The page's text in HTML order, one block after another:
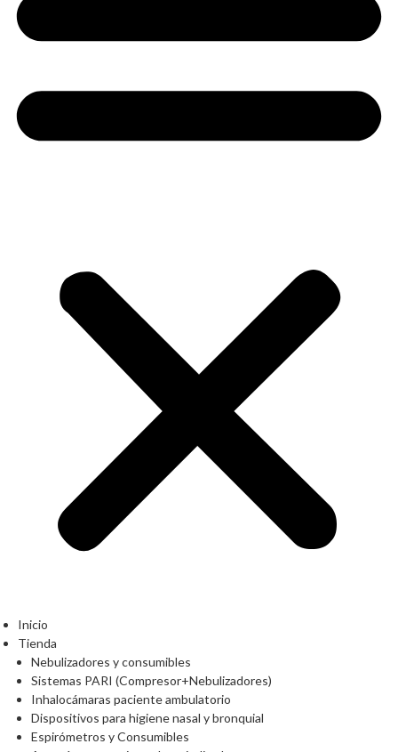
Inicio
Tienda
Nebulizadores y consumibles
Sistemas PARI (Compresor+Nebulizadores)
Inhalocámaras paciente ambulatorio
Dispositivos para higiene nasal y bronquial
Espirómetros y Consumibles